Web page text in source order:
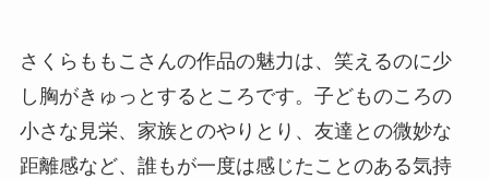
さくらももこさんの作品の魅力は、笑えるのに少
し胸がきゅっとするところです。子どものころの
小さな見栄、家族とのやりとり、友達との微妙な
距離感など、誰もが一度は感じたことのある気持